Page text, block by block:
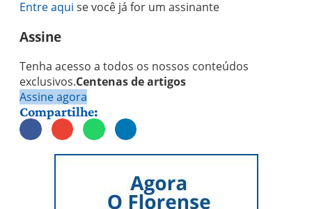
Entre aqui se você já for um assinante
Assine
Tenha acesso a todos os nossos conteúdos
exclusivos.Centenas de artigos
Assine agora
Compartilhe: